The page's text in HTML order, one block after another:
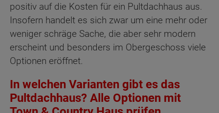
positiv auf die Kosten für ein Pultdachhaus aus.
Insofern handelt es sich zwar um eine mehr oder
weniger schräge Sache, die aber sehr modern
erscheint und besonders im Obergeschoss viele
Optionen eröffnet.
In welchen Varianten gibt es das
Pultdachhaus? Alle Optionen mit